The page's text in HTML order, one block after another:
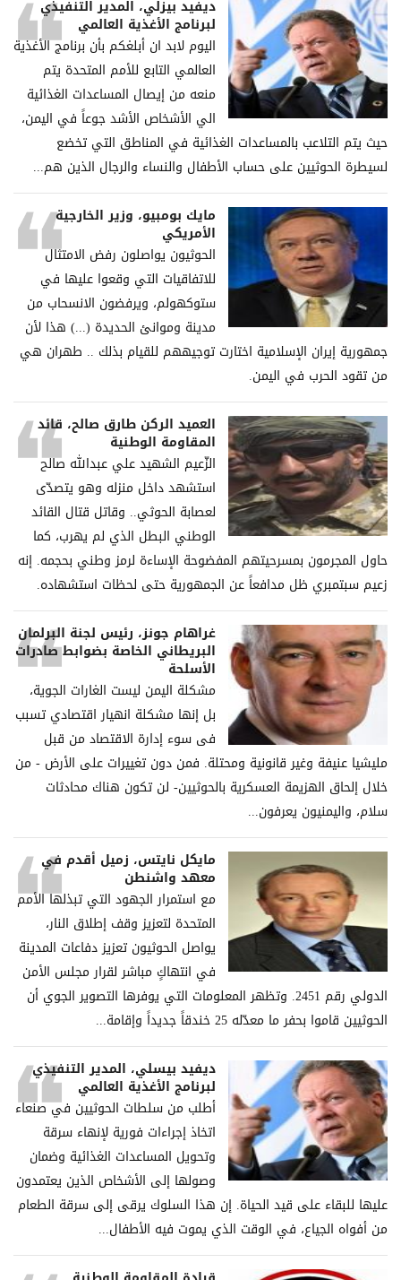
ديفيد بيزلي، المدير التنفيذي
لبرنامج الأغذية العالمي
اليوم لابد ان أبلغكم بأن برنامج الأغذية
العالمي التابع للأمم المتحدة يتم
منعه من إيصال المساعدات الغذائية
الي الأشخاص الأشد جوعاً في اليمن،
حيث يتم التلاعب بالمساعدات الغذائية في المناطق التي تخضع
لسيطرة الحوثيين على حساب الأطفال والنساء والرجال الذين هم...
مايك بومبيو، وزير الخارجية
الأمريكي
الحوثيون يواصلون رفض الامتثال
للاتفاقيات التي وقعوا عليها في
ستوكهولم، ويرفضون الانسحاب من
مدينة وموانئ الحديدة (...) هذا لأن
جمهورية إيران الإسلامية اختارت توجيههم للقيام بذلك .. طهران هي
من تقود الحرب في اليمن.
العميد الركن طارق صالح، قائد
المقاومة الوطنية
الزّعيم الشهيد علي عبدالله صالح
استشهد داخل منزله وهو يتصدّى
لعصابة الحوثي.. وقاتل قتال القائد
الوطني البطل الذي لم يهرب، كما
حاول المجرمون بمسرحيتهم المفضوحة الإساءة لرمز وطني بحجمه. إنه
زعيم سبتمبري ظل مدافعاً عن الجمهورية حتى لحظات استشهاده.
غراھام جونز، رئیس لجنة البرلمان
البریطاني الخاصة بضوابط صادرات
الأسلحة
مشكلة الیمن لیست الغارات الجویة،
بل إنھا مشكلة انھیار اقتصادي تسبب
فی سوء إدارة الاقتصاد من قبل
ملیشیا عنیفة وغیر قانونیة ومحتلة. فمن دون تغییرات على الأرض - من
خلال إلحاق الھزیمة العسكریة بالحوثیین- لن تكون ھناك محادثات
سلام، والیمنیون یعرفون...
مايكل نايتس، زميل أقدم في
معهد واشنطن
مع استمرار الجهود التي تبذلها الأمم
المتحدة لتعزيز وقف إطلاق النار،
يواصل الحوثيون تعزيز دفاعات المدينة
في انتهاكٍ مباشر لقرار مجلس الأمن
الدولي رقم 2451. وتظهر المعلومات التي يوفرها التصوير الجوي أن
الحوثيين قاموا بحفر ما معدّله 25 خندقاً جديداً وإقامة...
ديفيد بيسلي، المدير التنفيذي
لبرنامج الأغذية العالمي
أطلب من سلطات الحوثيين في صنعاء
اتخاذ إجراءات فورية لإنهاء سرقة
وتحويل المساعدات الغذائية وضمان
وصولها إلى الأشخاص الذين يعتمدون
عليها للبقاء على قيد الحياة. إن هذا السلوك يرقى إلى سرقة الطعام
من أفواه الجياع، في الوقت الذي يموت فيه الأطفال...